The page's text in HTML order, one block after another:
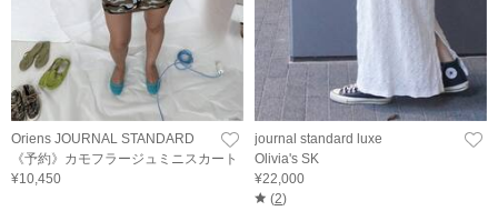
Oriens JOURNAL STANDARD
《予約》カモフラージュミニスカート
¥10,450
journal standard luxe
Olivia's SK
¥22,000
(2)